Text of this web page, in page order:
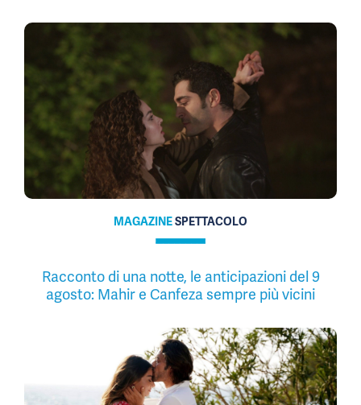
MAGAZINESPETTACOLO
Racconto di una notte, le anticipazioni del 9
agosto: Mahir e Canfeza sempre più vicini